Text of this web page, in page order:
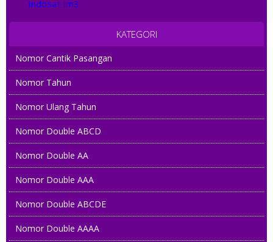
KATEGORI
Nomor Cantik Pasangan
Nomor Tahun
Nomor Ulang Tahun
Nomor Double ABCD
Nomor Double AA
Nomor Double AAA
Nomor Double ABCDE
Nomor Double AAAA